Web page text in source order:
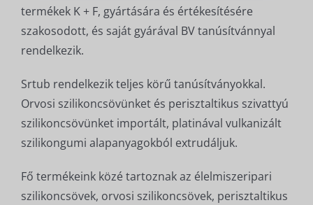
termékek K + F, gyártására és értékesítésére
szakosodott, és saját gyárával BV tanúsítvánnyal
rendelkezik.
Srtub rendelkezik teljes körű tanúsítványokkal.
Orvosi szilikoncsövünket és perisztaltikus szivattyú
szilikoncsövünket importált, platinával vulkanizált
szilikongumi alapanyagokból extrudáljuk.
Fő termékeink közé tartoznak az élelmiszeripari
szilikoncsövek, orvosi szilikoncsövek, perisztaltikus